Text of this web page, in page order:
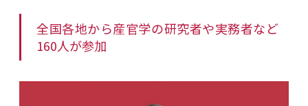
全国各地から産官学の研究者や実務者など
160人が参加